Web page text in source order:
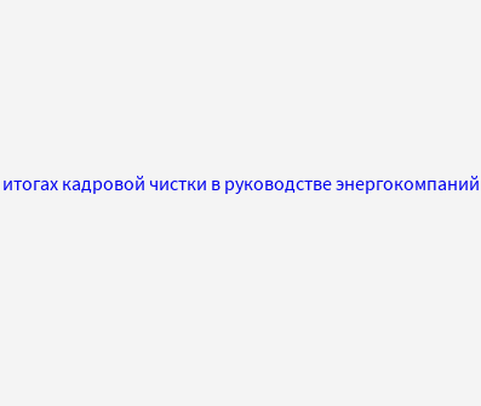
кадровой чистки в руководстве энергокомпаний